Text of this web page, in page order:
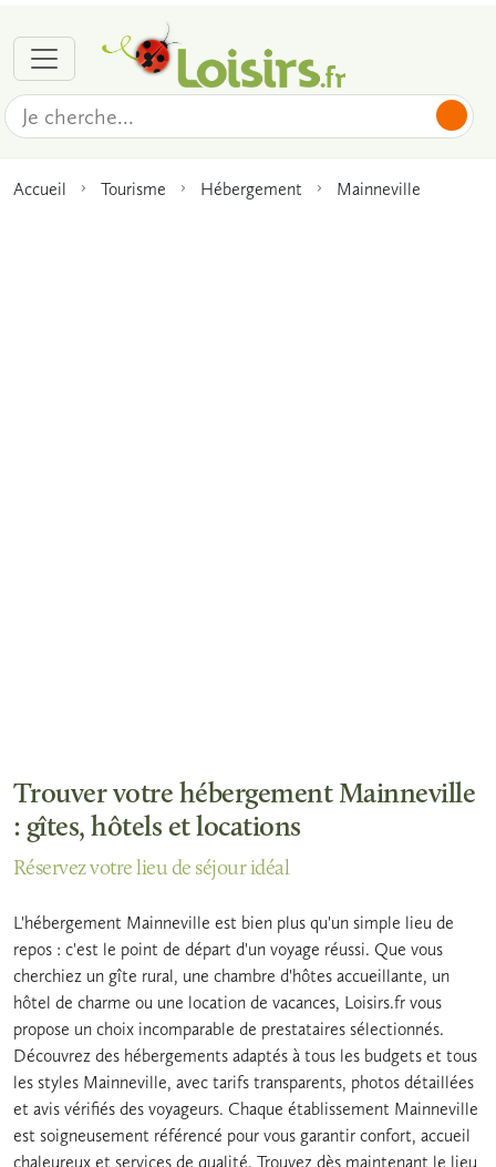
Accueil Tourisme Hébergement Mainneville
Trouver votre hébergement Mainneville
: gîtes, hôtels et locations
Réservez votre lieu de séjour idéal
L'hébergement Mainneville est bien plus qu'un simple lieu de
repos : c'est le point de départ d'un voyage réussi. Que vous
cherchiez un gîte rural, une chambre d'hôtes accueillante, un
hôtel de charme ou une location de vacances, Loisirs.fr vous
propose un choix incomparable de prestataires sélectionnés.
Découvrez des hébergements adaptés à tous les budgets et tous
les styles Mainneville, avec tarifs transparents, photos détaillées
et avis vérifiés des voyageurs. Chaque établissement Mainneville
est soigneusement référencé pour vous garantir confort, accueil
chaleureux et services de qualité. Trouvez dès maintenant le lieu